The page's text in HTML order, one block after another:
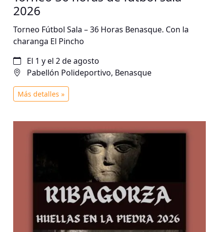
2026
Torneo Fútbol Sala – 36 Horas Benasque. Con la
charanga El Pincho
El 1 y el 2 de agosto
Pabellón Polideportivo, Benasque
Más detalles »